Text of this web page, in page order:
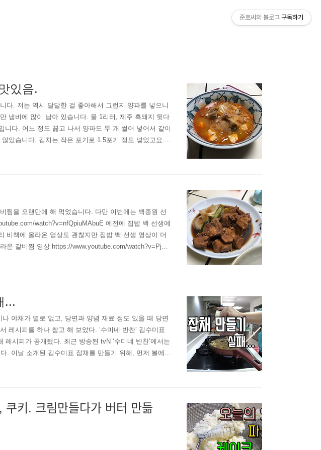
있음.
다. 저는 역시 달달한 걸 좋아해서 그런지 양파를 넣으니
냄비에 많이 남아 있습니다. 물 1리터, 제주 흑돼지 뒷다
니다. 어느 정도 끓고 나서 양파도 두 개 썰어 넣어서 같이
았습니다. 김치는 작은 포기로 1.5포기 정도 넣었고요.
넣었던 거 같은데 좀 헷갈리네요. 그리고 이번에도 설탕
찜을 오랜만에 해 먹었습니다. 다만 이번에는 백종원 선
watch?v=nfQpiuMAbuE 예전에 집밥 백 선생에
비책에 올라온 영상도 괜찮지만 집밥 백 선생 영상이 더
온 갈비찜 영상 https://www.youtube.com/watch?v=PjM
같은 방식으로 돼지갈비찜을 하면 됩니다. 돼지갈비는
...
야채가 별로 없고, 당면과 양념 재료 정도 있을 때 당면
레시피를 하나 참고 해 보았다. ‘수미네 반찬’ 김수미표
시피가 공개됐다. 최근 방송된 tvN ‘수미네 반찬’에서는
. 이날 소개된 김수미표 잡채를 만들기 위해, 먼저 볼에
후추 조금을 넣고 섞은 뒤 잡채용 소고리를 재워둔다. 그
크, 쿠키. 크림만들다가 버터 만듦
준호씨의 블로그 구독하기